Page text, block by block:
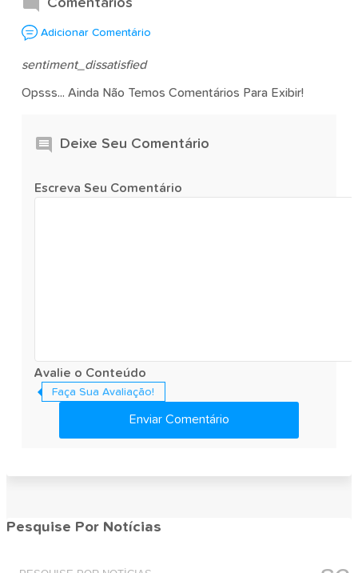
Comentários
Adicionar Comentário
sentiment_dissatisfied
Opsss... Ainda Não Temos Comentários Para Exibir!
Deixe Seu Comentário
Escreva Seu Comentário
Avalie o Conteúdo
Faça Sua Avaliação!
Enviar Comentário
Pesquise Por Notícias